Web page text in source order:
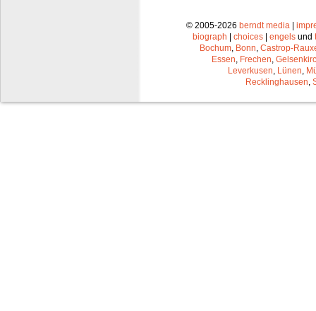
© 2005-2026 berndt media |
biograph | choices | engels und
Bochum Bonn Castrop-
Essen Frechen
Leverkusen Lünen
Recklinghausen